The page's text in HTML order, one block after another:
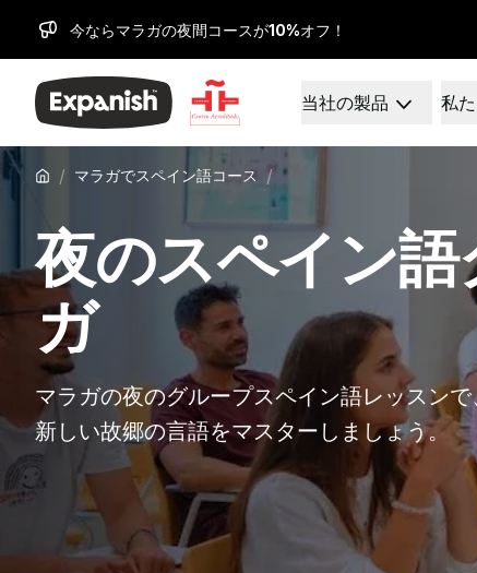
今ならマラガの夜間コースが10%オフ！
スペイン語学校
夜のグループコース
長期コース
30歳以上向けプログラ
50歳以上向けプログラ
試験準備 DELE
試験準備 SIELE
プライベートレッスン
マドリッド
バルセロナスペイン語
グループスペイン語ク
夜のグループコース
長期コース
50歳以上向けプログラ
当社の製品
私たちは誰なのか
なぜ拡張するのか
指導方法
健康と安全
持続可能性
多様性とコミットメ
学生体験
お客様の声
私たちの学習センター
パートナー
私
/ マラガでスペイン語コース /
夜のスペイン
ガ
マラガの夜のグループスペイン語レッスン
新しい故郷の言語をマスターしましょう。